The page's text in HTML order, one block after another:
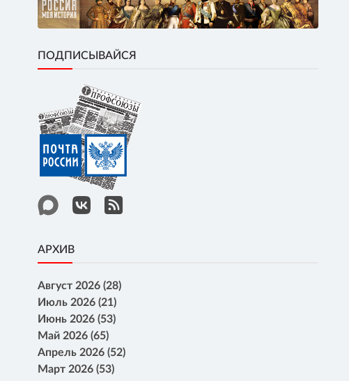
ПОДПИСЫВАЙСЯ
АРХИВ
Август 2026 (28)
Июль 2026 (21)
Июнь 2026 (53)
Май 2026 (65)
Апрель 2026 (52)
Март 2026 (53)